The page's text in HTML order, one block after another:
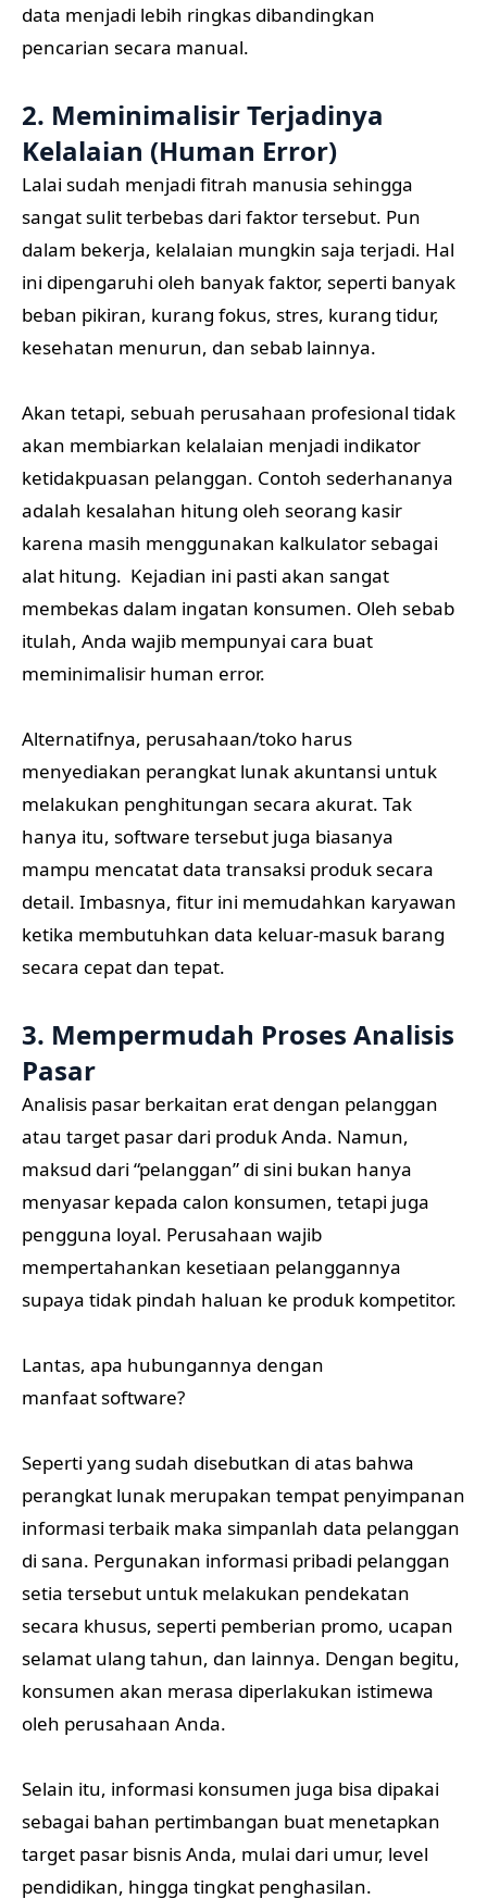
data menjadi lebih ringkas dibandingkan
pencarian secara manual.
2. Meminimalisir Terjadinya
Kelalaian (Human Error)
Lalai sudah menjadi fitrah manusia sehingga
sangat sulit terbebas dari faktor tersebut. Pun
dalam bekerja, kelalaian mungkin saja terjadi. Hal
ini dipengaruhi oleh banyak faktor, seperti banyak
beban pikiran, kurang fokus, stres, kurang tidur,
kesehatan menurun, dan sebab lainnya.
Akan tetapi, sebuah perusahaan profesional tidak
akan membiarkan kelalaian menjadi indikator
ketidakpuasan pelanggan. Contoh sederhananya
adalah kesalahan hitung oleh seorang kasir
karena masih menggunakan kalkulator sebagai
alat hitung. Kejadian ini pasti akan sangat
membekas dalam ingatan konsumen. Oleh sebab
itulah, Anda wajib mempunyai cara buat
meminimalisir human error.
Alternatifnya, perusahaan/toko harus
menyediakan perangkat lunak akuntansi untuk
melakukan penghitungan secara akurat. Tak
hanya itu, software tersebut juga biasanya
mampu mencatat data transaksi produk secara
detail. Imbasnya, fitur ini memudahkan karyawan
ketika membutuhkan data keluar-masuk barang
secara cepat dan tepat.
3. Mempermudah Proses Analisis
Pasar
Analisis pasar berkaitan erat dengan pelanggan
atau target pasar dari produk Anda. Namun,
maksud dari “pelanggan” di sini bukan hanya
menyasar kepada calon konsumen, tetapi juga
pengguna loyal. Perusahaan wajib
mempertahankan kesetiaan pelanggannya
supaya tidak pindah haluan ke produk kompetitor.
Lantas, apa hubungannya dengan
manfaat software?
Seperti yang sudah disebutkan di atas bahwa
perangkat lunak merupakan tempat penyimpanan
informasi terbaik maka simpanlah data pelanggan
di sana. Pergunakan informasi pribadi pelanggan
setia tersebut untuk melakukan pendekatan
secara khusus, seperti pemberian promo, ucapan
selamat ulang tahun, dan lainnya. Dengan begitu,
konsumen akan merasa diperlakukan istimewa
oleh perusahaan Anda.
Selain itu, informasi konsumen juga bisa dipakai
sebagai bahan pertimbangan buat menetapkan
target pasar bisnis Anda, mulai dari umur, level
pendidikan, hingga tingkat penghasilan.